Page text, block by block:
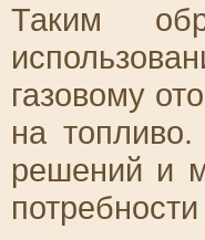
Таким
газовому
на
решений и